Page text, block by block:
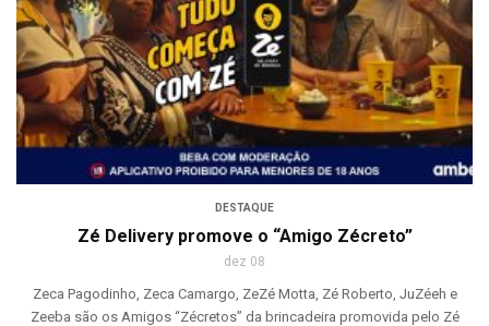
DESTAQUE
Zé Delivery promove o “Amigo Zécreto”
dez 08
Zeca Pagodinho, Zeca Camargo, ZeZé Motta, Zé Roberto, JuZéeh e
Zeeba são os Amigos “Zécretos” da brincadeira promovida pelo Zé